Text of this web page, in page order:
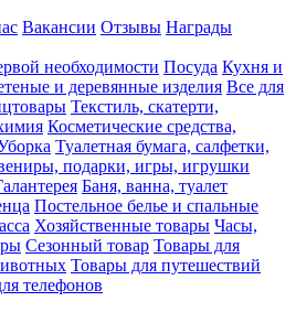
Вакансии Отзывы Награды
необходимости Посуда Кухня и
и деревянные изделия Все для
Текстиль, скатерти,
Косметические средства,
Туалетная бумага, салфетки,
подарки, игры, игрушки
Баня, ванна, туалет
Постельное белье и спальные
Хозяйственные товары Часы,
Сезонный товар Товары для
Товары для путешествий
телефонов